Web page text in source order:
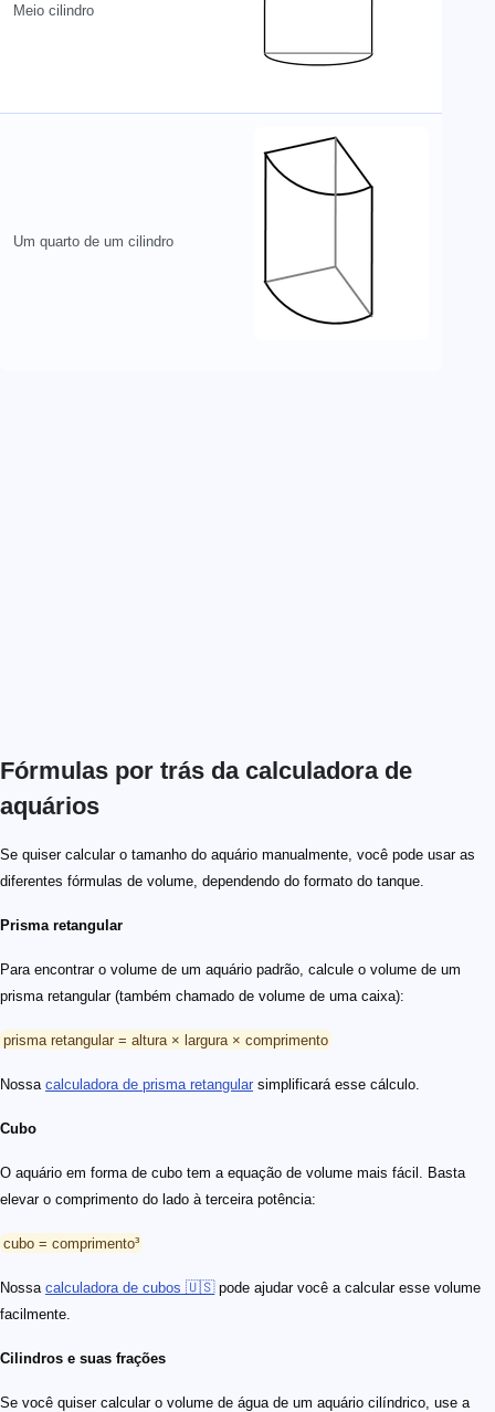
Meio cilindro
Um quarto de um cilindro
Fórmulas por trás da calculadora de
aquários
Se quiser calcular o tamanho do aquário manualmente, você pode usar as
diferentes fórmulas de volume, dependendo do formato do tanque.
Prisma retangular
Para encontrar o volume de um aquário padrão, calcule o volume de um
prisma retangular (também chamado de volume de uma caixa):
prisma retangular = altura × largura × comprimento
Nossa calculadora de prisma retangular simplificará esse cálculo.
Cubo
O aquário em forma de cubo tem a equação de volume mais fácil. Basta
elevar o comprimento do lado à terceira potência:
cubo = comprimento³
Nossa calculadora de cubos 🇺🇸pode ajudar você a calcular esse volume
facilmente.
Cilindros e suas frações
Se você quiser calcular o volume de água de um aquário cilíndrico, use a